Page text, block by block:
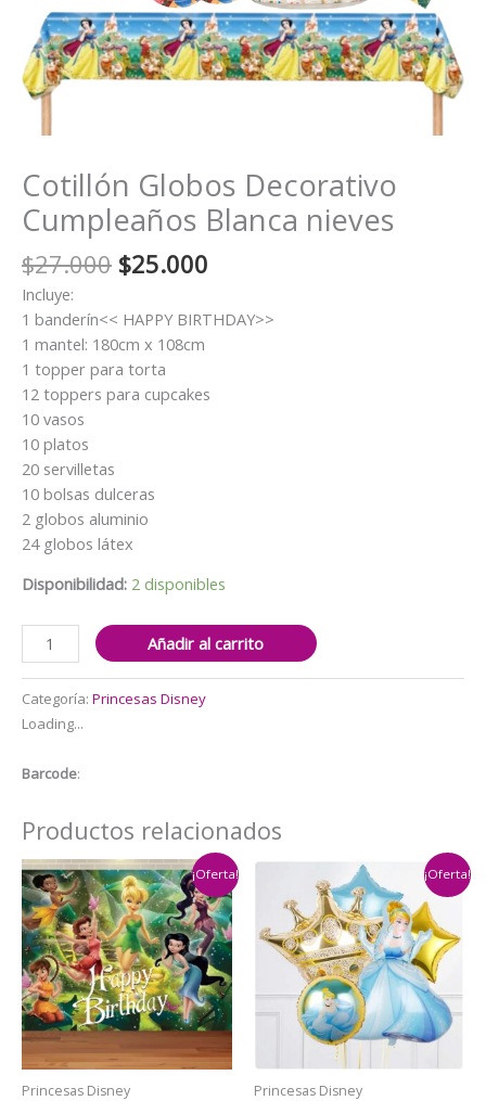
Cotillón Globos Decorativo
Cumpleaños Blanca nieves
$27.000 El
original
era:
$27.000.
$25.000
actual
Incluye:
1 banderín<< HAPPY BIRTHDAY>>
1 mantel: 180cm x 108cm
1 topper para torta
12 toppers para cupcakes
10 vasos
10 platos
20 servilletas
10 bolsas dulceras
2 globos aluminio
24 globos látex
Disponibilidad: 2 disponibles
Cotillón
Globos
Decorativo
Cumpleaños
Blanca
cantidad
Añadir al carrito
Categoría: Princesas Disney
Loading...
Barcode:
Productos relacionados
¡Oferta!
Princesas Disney
¡Oferta!
Princesas Disney